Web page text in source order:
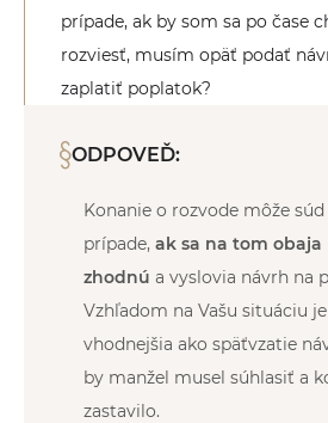
prípade, ak by som sa po čase
rozviesť, musím opäť podať
zaplatiť poplatok?
ODPOVEĎ:
Konanie o rozvode môže
prípade, ak sa na tom obaja
zhodnú a vyslovia návrh na
Vzhľadom na Vašu situáciu
vhodnejšia ako späťvzatie
by manžel musel súhlasiť a
zastavilo.